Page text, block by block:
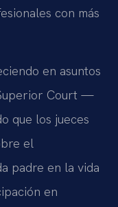
con más
en asuntos
Court —
que los jueces
el
padre en la vida
en